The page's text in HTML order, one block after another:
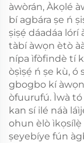
àwòrán, Àkọlé
bí agbára ṣe ń
ṣiṣẹ́ dáadáa lórí
tàbí àwọn ètò
nípa ìfòfindè tí
òṣìṣẹ́ ń ṣe kù, ó
gbogbo kí
òfuurufú. Ìwà tó
kan sí ilé náà
ohun èlò
ṣeyebíye fún